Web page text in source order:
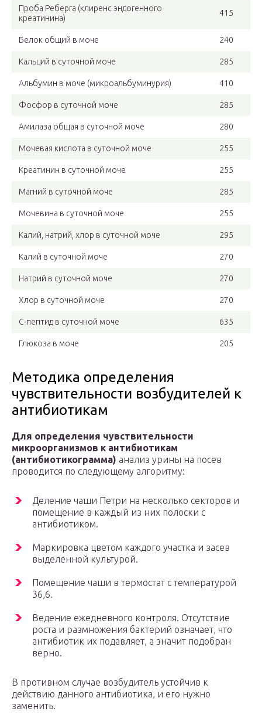
Проба Реберга (клиренс эндогенного
креатинина)
415
Белок общий в моче 240
Кальций в суточной моче 285
Альбумин в моче (микроальбуминурия) 410
Фосфор в суточной моче 285
Амилаза общая в суточной моче 280
Мочевая кислота в суточной моче 255
Креатинин в суточной моче 255
Магний в суточной моче 285
Мочевина в суточной моче 255
Калий, натрий, хлор в суточной моче 295
Калий в суточной моче 270
Натрий в суточной моче 270
Хлор в суточной моче 270
С-пептид в суточной моче 635
Глюкоза в моче 205
Методика определения
чувствительности возбудителей к
антибиотикам
Для определения чувствительности
микроорганизмов к антибиотикам
(антибиотикограмма) анализ урины на посев
проводится по следующему алгоритму:
Деление чаши Петри на несколько секторов и
помещение в каждый из них полоски с
антибиотиком.
Маркировка цветом каждого участка и засев
выделенной культурой.
Помещение чаши в термостат с температурой
36,6.
Ведение ежедневного контроля. Отсутствие
роста и размножения бактерий означает, что
антибиотик их подавляет, а значит подобран
верно.
В противном случае возбудитель устойчив к
действию данного антибиотика, и его нужно
заменить.